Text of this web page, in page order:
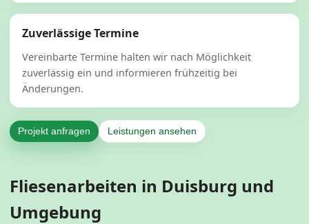
Zuverlässige Termine
Vereinbarte Termine halten wir nach Möglichkeit
zuverlässig ein und informieren frühzeitig bei
Änderungen.
Projekt anfragen Leistungen ansehen
Fliesenarbeiten in Duisburg und
Umgebung